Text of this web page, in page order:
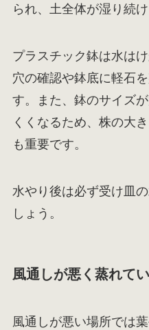
られ、土全体が湿り続け
プラスチック鉢は水は
穴の確認や鉢底に軽石
す。また、鉢のサイズ
くくなるため、株の大
も重要です。
水やり後は必ず受け皿
しょう。
風通しが悪く蒸れて
風通しが悪い場所では